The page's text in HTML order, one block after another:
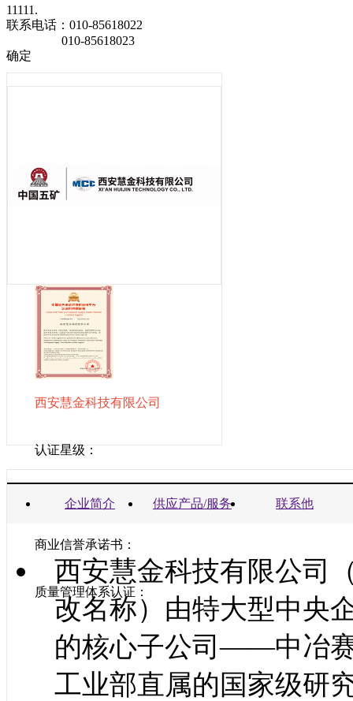
11111.
联系电话： 010-85618022
010-85618023
确定
西安慧金科技有限公司
认证星级：
营业执照：
商业信誉承诺书：
质量管理体系认证：
企业简介 供应产品/服务 联系他
西安慧金科技有限公司
改名称）由特大型中央
的核心子公司——中冶
工业部直属的国家级